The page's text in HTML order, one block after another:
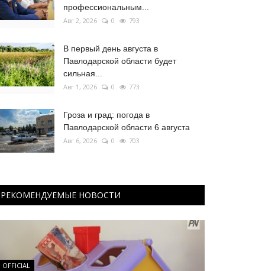
профессиональным...
Авг 2, 2026 0 793
В первый день августа в
Павлодарской области будет
сильная...
Авг 1, 2026 0 773
Гроза и град: погода в
Павлодарской области 6 августа
Авг 6, 2026 0 703
РЕКОМЕНДУЕМЫЕ НОВОСТИ
OFFICIAL